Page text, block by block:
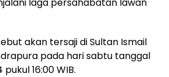
akan tersaji di Sultan Ismail
pada hari sabtu tanggal
16:00 WIB.